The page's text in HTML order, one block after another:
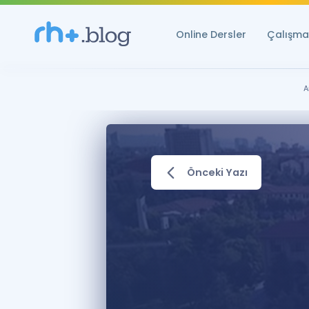
Online Dersler
Önceki Yazı